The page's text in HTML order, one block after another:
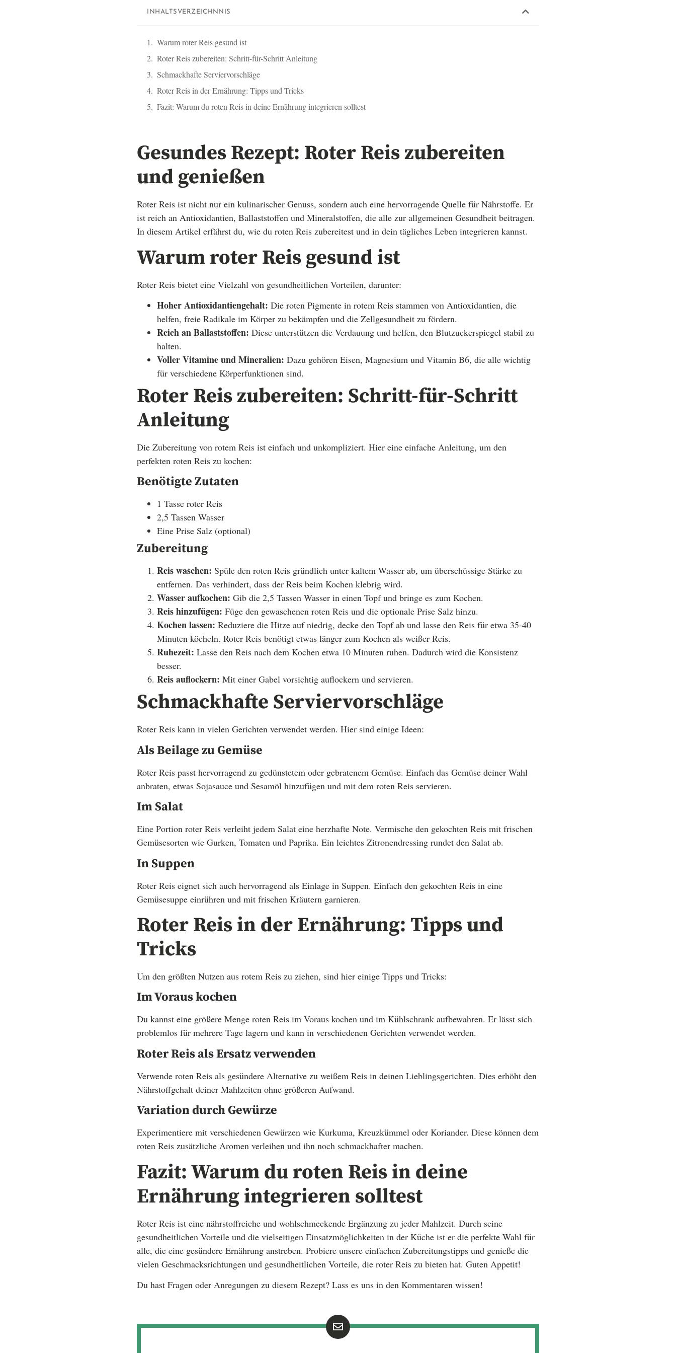
INHALTSVERZEICHNNIS
Warum roter Reis gesund ist
Roter Reis zubereiten: Schritt-für-Schritt Anleitung
Schmackhafte Serviervorschläge
Roter Reis in der Ernährung: Tipps und Tricks
Fazit: Warum du roten Reis in deine Ernährung integrieren solltest
Gesundes Rezept: Roter Reis zubereiten
und genießen
Roter Reis ist nicht nur ein kulinarischer Genuss, sondern auch eine hervorragende Quelle für Nährstoffe. Er
ist reich an Antioxidantien, Ballaststoffen und Mineralstoffen, die alle zur allgemeinen Gesundheit beitragen.
In diesem Artikel erfährst du, wie du roten Reis zubereitest und in dein tägliches Leben integrieren kannst.
Warum roter Reis gesund ist
Roter Reis bietet eine Vielzahl von gesundheitlichen Vorteilen, darunter:
Hoher Antioxidantiengehalt: Die roten Pigmente in rotem Reis stammen von Antioxidantien, die
helfen, freie Radikale im Körper zu bekämpfen und die Zellgesundheit zu fördern.
Reich an Ballaststoffen: Diese unterstützen die Verdauung und helfen, den Blutzuckerspiegel stabil zu
halten.
Voller Vitamine und Mineralien: Dazu gehören Eisen, Magnesium und Vitamin B6, die alle wichtig
für verschiedene Körperfunktionen sind.
Roter Reis zubereiten: Schritt-für-Schritt
Anleitung
Die Zubereitung von rotem Reis ist einfach und unkompliziert. Hier eine einfache Anleitung, um den
perfekten roten Reis zu kochen:
Benötigte Zutaten
1 Tasse roter Reis
2,5 Tassen Wasser
Eine Prise Salz (optional)
Zubereitung
Reis waschen: Spüle den roten Reis gründlich unter kaltem Wasser ab, um überschüssige Stärke zu
entfernen. Das verhindert, dass der Reis beim Kochen klebrig wird.
Wasser aufkochen: Gib die 2,5 Tassen Wasser in einen Topf und bringe es zum Kochen.
Reis hinzufügen: Füge den gewaschenen roten Reis und die optionale Prise Salz hinzu.
Kochen lassen: Reduziere die Hitze auf niedrig, decke den Topf ab und lasse den Reis für etwa 35-40
Minuten köcheln. Roter Reis benötigt etwas länger zum Kochen als weißer Reis.
Ruhezeit: Lasse den Reis nach dem Kochen etwa 10 Minuten ruhen. Dadurch wird die Konsistenz
besser.
Reis auflockern: Mit einer Gabel vorsichtig auflockern und servieren.
Schmackhafte Serviervorschläge
Roter Reis kann in vielen Gerichten verwendet werden. Hier sind einige Ideen:
Als Beilage zu Gemüse
Roter Reis passt hervorragend zu gedünstetem oder gebratenem Gemüse. Einfach das Gemüse deiner Wahl
anbraten, etwas Sojasauce und Sesamöl hinzufügen und mit dem roten Reis servieren.
Im Salat
Eine Portion roter Reis verleiht jedem Salat eine herzhafte Note. Vermische den gekochten Reis mit frischen
Gemüsesorten wie Gurken, Tomaten und Paprika. Ein leichtes Zitronendressing rundet den Salat ab.
In Suppen
Roter Reis eignet sich auch hervorragend als Einlage in Suppen. Einfach den gekochten Reis in eine
Gemüsesuppe einrühren und mit frischen Kräutern garnieren.
Roter Reis in der Ernährung: Tipps und
Tricks
Um den größten Nutzen aus rotem Reis zu ziehen, sind hier einige Tipps und Tricks:
Im Voraus kochen
Du kannst eine größere Menge roten Reis im Voraus kochen und im Kühlschrank aufbewahren. Er lässt sich
problemlos für mehrere Tage lagern und kann in verschiedenen Gerichten verwendet werden.
Roter Reis als Ersatz verwenden
Verwende roten Reis als gesündere Alternative zu weißem Reis in deinen Lieblingsgerichten. Dies erhöht den
Nährstoffgehalt deiner Mahlzeiten ohne größeren Aufwand.
Variation durch Gewürze
Experimentiere mit verschiedenen Gewürzen wie Kurkuma, Kreuzkümmel oder Koriander. Diese können dem
roten Reis zusätzliche Aromen verleihen und ihn noch schmackhafter machen.
Fazit: Warum du roten Reis in deine
Ernährung integrieren solltest
Roter Reis ist eine nährstoffreiche und wohlschmeckende Ergänzung zu jeder Mahlzeit. Durch seine
gesundheitlichen Vorteile und die vielseitigen Einsatzmöglichkeiten in der Küche ist er die perfekte Wahl für
alle, die eine gesündere Ernährung anstreben. Probiere unsere einfachen Zubereitungstipps und genieße die
vielen Geschmacksrichtungen und gesundheitlichen Vorteile, die roter Reis zu bieten hat. Guten Appetit!
Du hast Fragen oder Anregungen zu diesem Rezept? Lass es uns in den Kommentaren wissen!